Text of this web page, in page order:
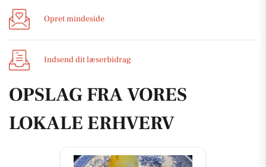
Opret mindeside
Indsend dit læserbidrag
OPSLAG FRA VORES
LOKALE ERHVERV